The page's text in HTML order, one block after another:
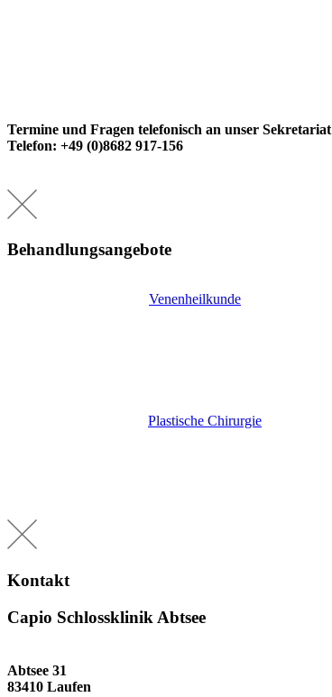
Termine und Fragen telefonisch an unser Sekretariat
Telefon: +49 (0)8682 917-156
Behandlungsangebote
Venenheilkunde
Plastische Chirurgie
Kontakt
Capio Schlossklinik Abtsee
Abtsee 31
83410 Laufen